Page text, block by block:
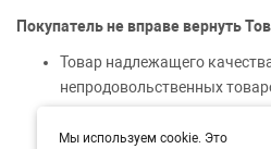
Покупатель не вправе вернуть
Товар надлежащего
непродовольственных
не подлежащих возврату
Постановлением
Мы используем cookie. Это